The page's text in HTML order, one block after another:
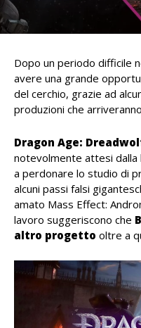
Dopo un periodo difficile
avere una grande
del cerchio, grazie ad
produzioni che
Dragon Age:
notevolmente attesi dalla
a perdonare lo studio di
alcuni passi falsi
amato Mass Effect:
lavoro suggeriscono che
altro progetto oltre a